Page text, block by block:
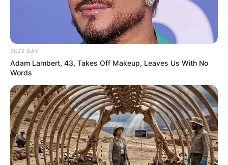
BUZZ DAY
Adam Lambert, 43, Takes Off Makeup, Leaves Us With No
Words